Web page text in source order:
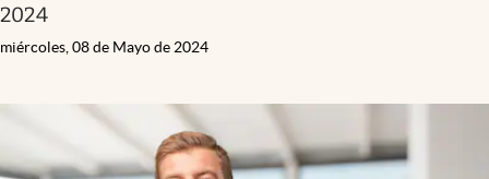
2024
miércoles, 08 de Mayo de 2024